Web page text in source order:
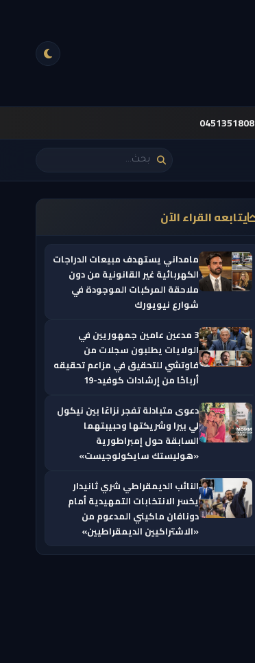
0451351808
يتابعه القراء الآن
مامداني يستهدف مبيعات الدراجات
الكهربائية غير القانونية من دون
ملاحقة المركبات الموجودة في
شوارع نيويورك
3 مدعين عامين جمهوريين في
الولايات يطلبون سجلات من
فاوتشي للتحقيق في مزاعم تحقيقه
أرباحًا من إرشادات كوفيد-19
دعوى متبادلة تفجر نزاعًا بين نيكول
لي بيرا وشريكتها وحبيبتهما
السابقة حول إمبراطورية
«هوليستك سايكولوجيست»
النائب الديمقراطي شري ثانيدار
يخسر الانتخابات التمهيدية أمام
دونافان ماكيني المدعوم من
«الاشتراكيين الديمقراطيين»